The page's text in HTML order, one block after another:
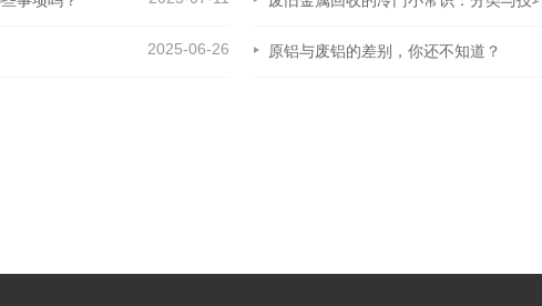
2025-06-26 原铝与废铝的差别，你还不知道？